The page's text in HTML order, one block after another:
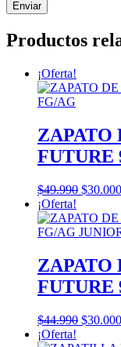
Productos
¡Oferta!
ZAPATO
FUTURE
$49.990 El
original
era:
$30.000
¡Oferta!
ZAPATO
FUTURE
$44.990 El
$30.000
¡Oferta!